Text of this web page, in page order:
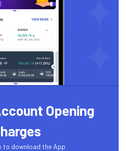
Opening
to download the App